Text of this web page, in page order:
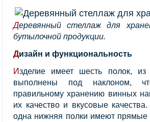
Деревянный стеллаж для хранения и выкладки
бутылочной продукции.
Дизайн и функциональность
Изделие имеет шесть полок, из которых четыре
выполнены под наклоном,
правильному хранению винных
их качество и вкусовые
одна нижняя полки имеют прямые